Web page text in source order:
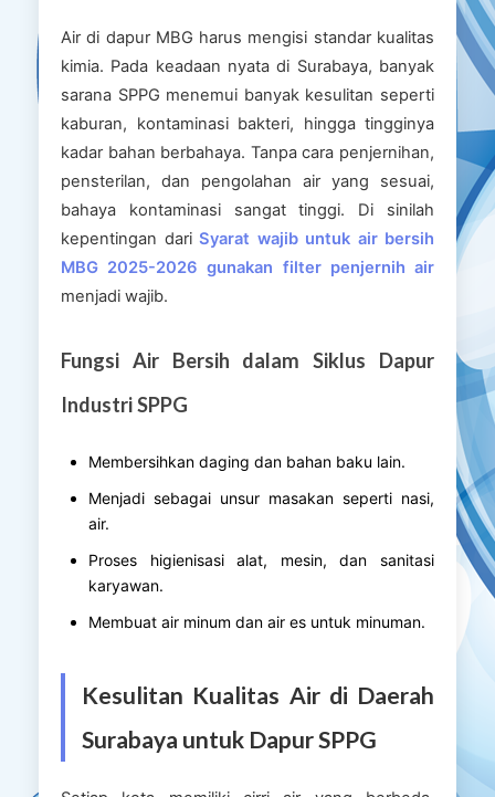
Air di dapur MBG harus mengisi standar kualitas
kimia. Pada keadaan nyata di Surabaya, banyak
sarana SPPG menemui banyak kesulitan seperti
kaburan, kontaminasi bakteri, hingga tingginya
kadar bahan berbahaya. Tanpa cara penjernihan,
pensterilan, dan pengolahan air yang sesuai,
bahaya kontaminasi sangat tinggi. Di sinilah
kepentingan dari Syarat wajib untuk air bersih
MBG 2025-2026 gunakan filter penjernih air
menjadi wajib.
Fungsi Air Bersih dalam Siklus Dapur
Industri SPPG
Membersihkan daging dan bahan baku lain.
Menjadi sebagai unsur masakan seperti nasi,
air.
Proses higienisasi alat, mesin, dan sanitasi
karyawan.
Membuat air minum dan air es untuk minuman.
Kesulitan Kualitas Air di Daerah
Surabaya untuk Dapur SPPG